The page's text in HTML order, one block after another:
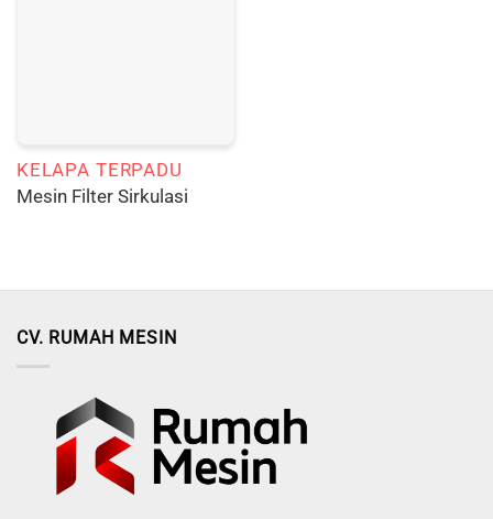
KELAPA TERPADU
Mesin Filter Sirkulasi
CV. RUMAH MESIN